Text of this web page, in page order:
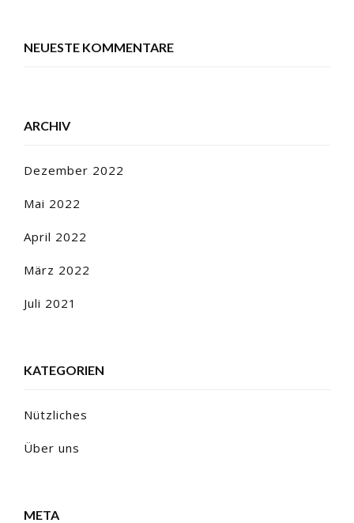
NEUESTE KOMMENTARE
ARCHIV
Dezember 2022
Mai 2022
April 2022
März 2022
Juli 2021
KATEGORIEN
Nützliches
Über uns
META